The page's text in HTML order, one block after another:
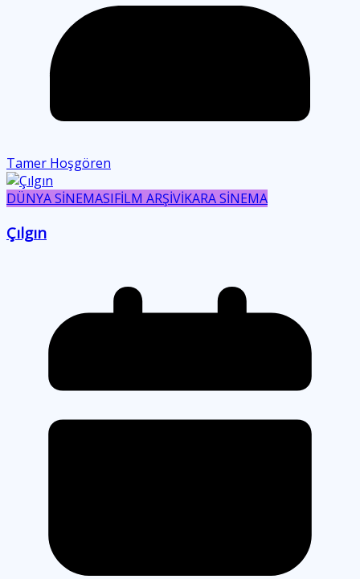
Tamer Hoşgören
DÜNYA SİNEMASIFİLM ARŞİVİKARA SİNEMA
Çılgın